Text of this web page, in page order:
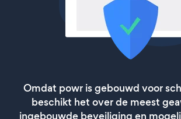
Omdat powr is gebouwd voor
beschikt het over de meest